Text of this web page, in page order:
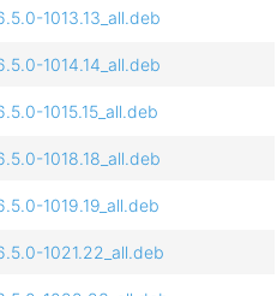
1013.13_all.deb
1014.14_all.deb
1015.15_all.deb
1018.18_all.deb
1019.19_all.deb
1021.22_all.deb